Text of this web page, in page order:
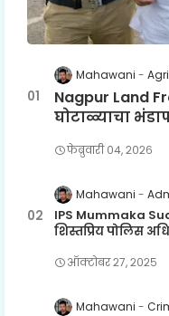
Mahawani
Nagpur Land
घोटाळ्याचा
फेब्रुवारी ०४, २०२६
Mahawani
IPS Mummaka
शिस्तप्रिय पोलिस
ऑक्टोबर २७, २०२५
Mahawani